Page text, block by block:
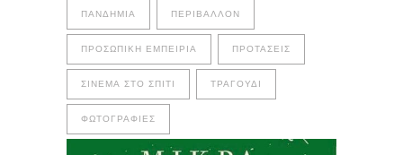
ΠΑΝΔΗΜΊΑ ΠΕΡΙΒΆΛΛΟΝ
ΠΡΟΣΩΠΙΚΉ ΕΜΠΕΙΡΊΑ ΠΡΟΤΆΣΕΙΣ
ΣΙΝΕΜΆ ΣΤΟ ΣΠΊΤΙ ΤΡΑΓΟΎΔΙ
ΦΩΤΟΓΡΑΦΊΕΣ